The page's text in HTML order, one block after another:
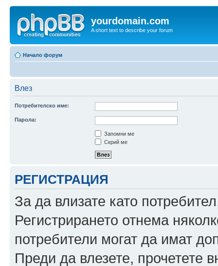
yourdomain.com
A short text to describe your forum
Начало форум
Влез
Потребителско име:
Парола:
Запомни ме
Скрий ме
РЕГИСТРАЦИЯ
За да влизате като
Регистрирането отнема
потребители могат да имат
Преди да влезете, прочетете